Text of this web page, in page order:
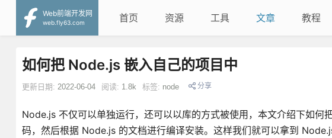
Web前端开发网
web.fly63.com
首页 资源 工具 文章 教程
如何把 Node.js 嵌入自己的项目中
更新日期: 2022-06-04 阅读: 1.8k 标签: node 分享
Node.js 不仅可以单独运行，还可以以库的方式被使用，本文介绍下如
码，然后根据 Node.js 的文档进行编译安装。这样我们就可以拿到